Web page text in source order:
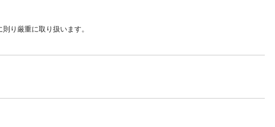
り厳重に取り扱います。